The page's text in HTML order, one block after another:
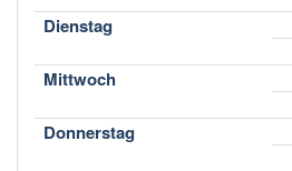
Dienstag
Mittwoch
Donnerstag